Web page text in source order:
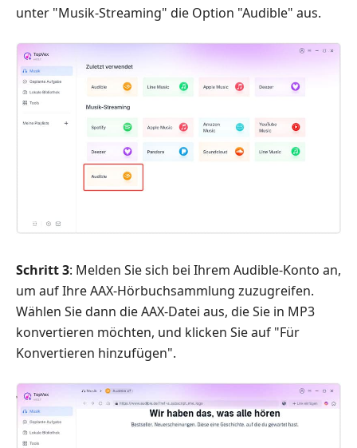
unter "Musik-Streaming" die Option "Audible" aus.
Schritt 3: Melden Sie sich bei Ihrem Audible-Konto an,
um auf Ihre AAX-Hörbuchsammlung zuzugreifen.
Wählen Sie dann die AAX-Datei aus, die Sie in MP3
konvertieren möchten, und klicken Sie auf "Für
Konvertieren hinzufügen".